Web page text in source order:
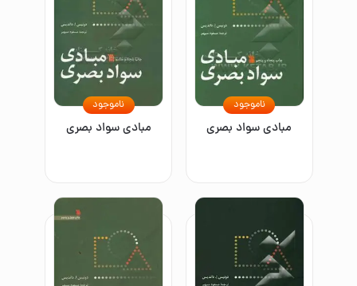
مبادی سواد بصری
ناموجود
مبادی سواد بصری
ناموجود